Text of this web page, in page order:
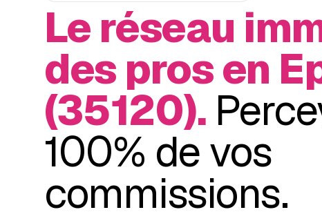
Le réseau
des pros en
(35120).
100% de vos
commissions.